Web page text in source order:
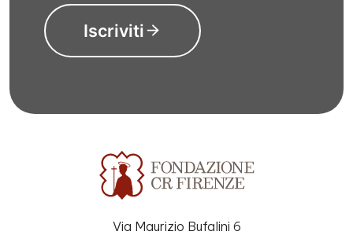
Iscriviti
Via Maurizio Bufalini 6